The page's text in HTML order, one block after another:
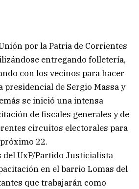
por la Patria de Corrientes
entregando folletería,
con los vecinos para hacer
presidencial de Sergio Massa y
se inició una intensa
de fiscales generales y de
circuitos electorales para
22.
del UxP/Partido Justicialista
en el barrio Lomas del
que trabajarán como